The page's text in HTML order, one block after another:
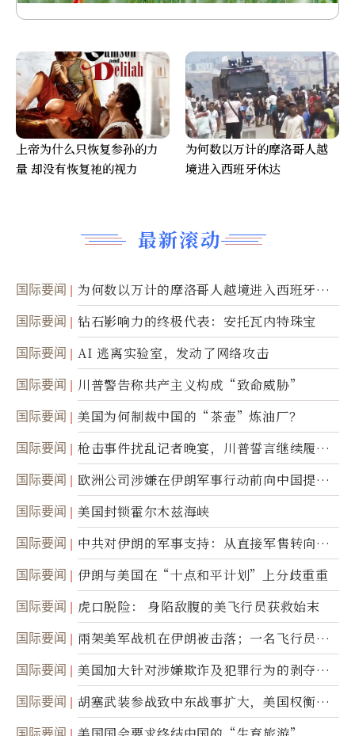
最新滚动
国际要闻
为何数以万计的摩洛哥人越境进入西班牙休
达
国际要闻 钻石影响力的终极代表：安托瓦内特珠宝
国际要闻 AI 逃离实验室，发动了网络攻击
国际要闻 川普警告称共产主义构成“致命威胁”
国际要闻 美国为何制裁中国的“茶壶”炼油厂？
国际要闻
枪击事件扰乱记者晚宴，川普誓言继续履行
职责
国际要闻
欧洲公司涉嫌在伊朗军事行动前向中国提供
美军基地的卫星图像
国际要闻 美国封锁霍尔木兹海峡
国际要闻
中共对伊朗的军事支持：从直接军售转向间
接技术转让
国际要闻 伊朗与美国在“十点和平计划”上分歧重重
国际要闻 虎口脱险： 身陷敌腹的美飞行员获救始末
国际要闻
兩架美军战机在伊朗被击落；一名飞行员失
踪
国际要闻
美国加大针对涉嫌欺诈及犯罪行为的剥夺公
民权力度
国际要闻
胡塞武装参战致中东战事扩大，美国权衡地
面入侵的可能性
上帝为什么只恢复参孙的力
量 却没有恢复祂的视力
为何数以万计的摩洛哥人越
境进入西班牙休达